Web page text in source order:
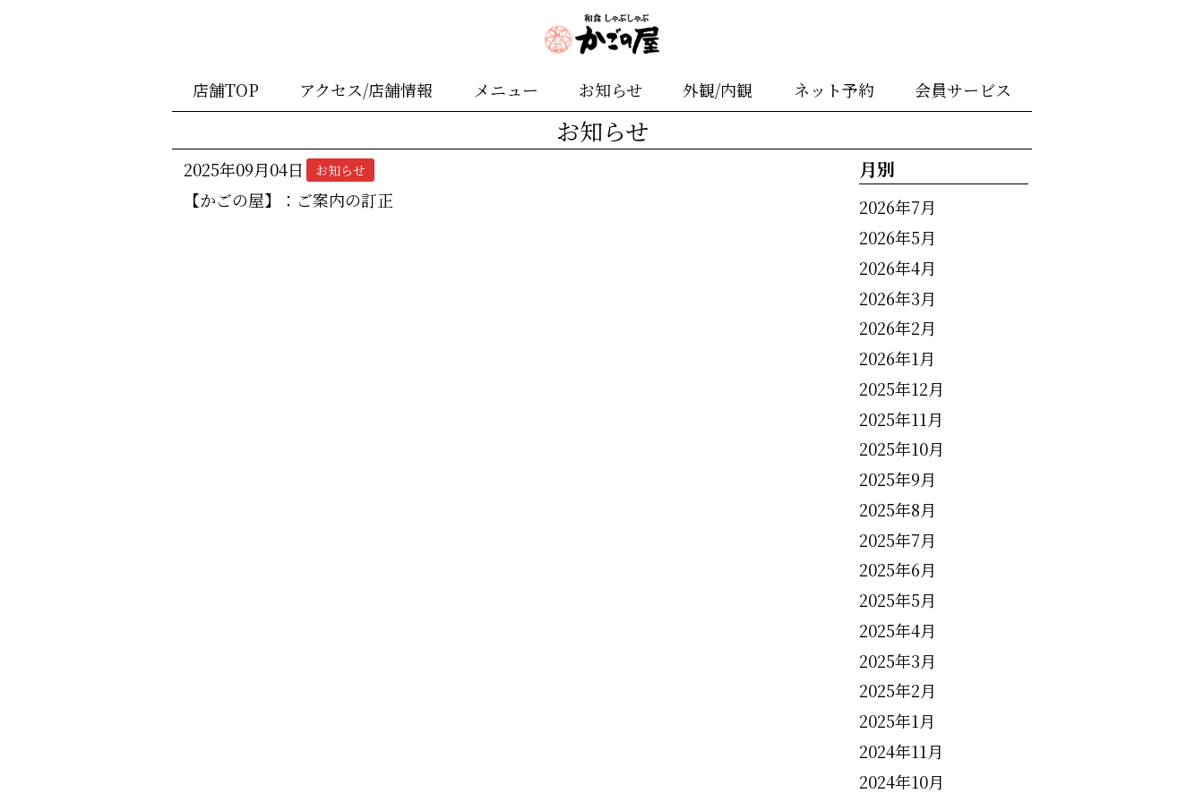
店舗TOP アクセス/店舗情報 メニュー お知らせ 外観/内観 ネット予約 会員サービス
お知らせ
2025年09月04日 お知らせ
【かごの屋】：ご案内の訂正
月別
2026年7月
2026年5月
2026年4月
2026年3月
2026年2月
2026年1月
2025年12月
2025年11月
2025年10月
2025年9月
2025年8月
2025年7月
2025年6月
2025年5月
2025年4月
2025年3月
2025年2月
2025年1月
2024年11月
2024年10月